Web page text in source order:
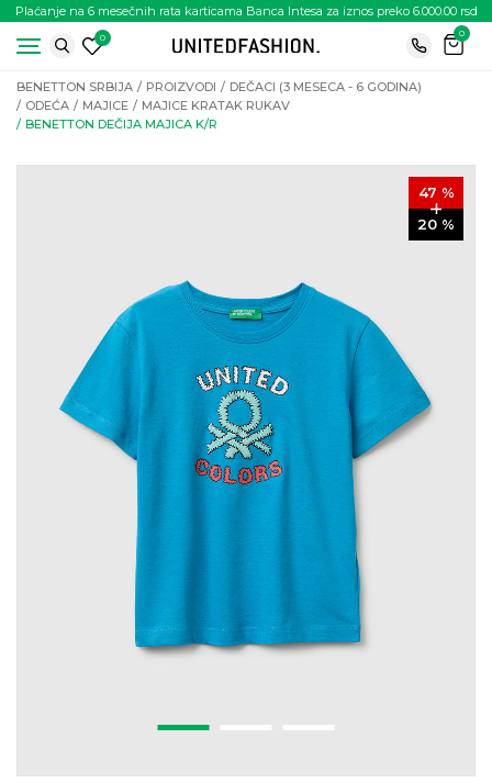
Plaćanje na 6 mesečnih rata karticama Banca Intesa za iznos preko 6.000.00 rsd
0
0
BENETTON SRBIJA PROIZVODI
DEČACI (3 MESECA - 6 GODINA)
ODEĆA
MAJICE
MAJICE KRATAK RUKAV
BENETTON DEČIJA MAJICA K/R
47 %
20 %